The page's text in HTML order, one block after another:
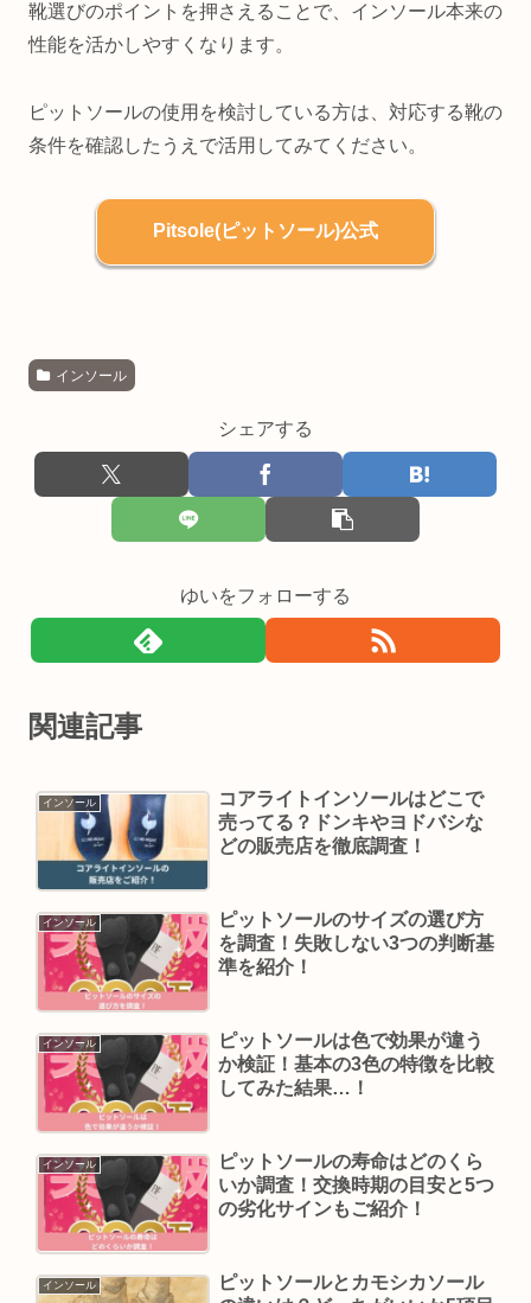
靴選びのポイントを押さえることで、インソール本来の
性能を活かしやすくなります。
ピットソールの使用を検討している方は、対応する靴の
条件を確認したうえで活用してみてください。
Pitsole(ピットソール)公式
インソール
シェアする
ゆいをフォローする
関連記事
インソール
コアライトインソールはどこで
売ってる？ドンキやヨドバシな
どの販売店を徹底調査！
インソール
ピットソールのサイズの選び方
を調査！失敗しない3つの判断基
準を紹介！
インソール
ピットソールは色で効果が違う
か検証！基本の3色の特徴を比較
してみた結果…！
インソール
ピットソールの寿命はどのくら
いか調査！交換時期の目安と5つ
の劣化サインもご紹介！
インソール
ピットソールとカモシカソール